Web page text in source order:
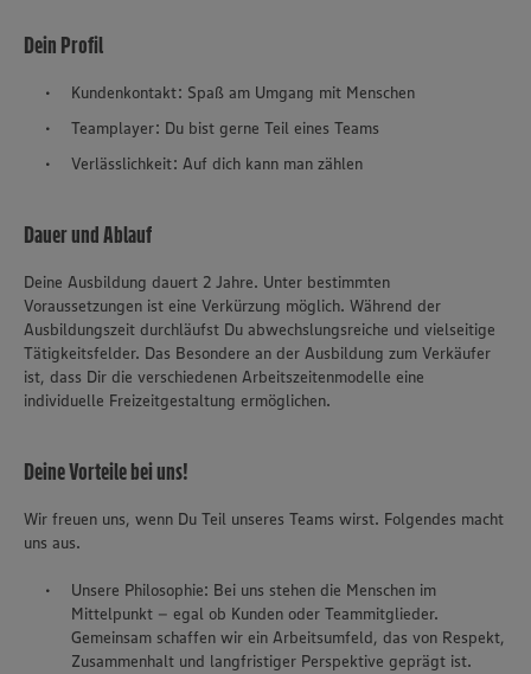
Dein Profil
Kundenkontakt: Spaß am Umgang mit Menschen
Teamplayer: Du bist gerne Teil eines Teams
Verlässlichkeit: Auf dich kann man zählen
Dauer und Ablauf
Deine Ausbildung dauert 2 Jahre. Unter bestimmten
Voraussetzungen ist eine Verkürzung möglich. Während der
Ausbildungszeit durchläufst Du abwechslungsreiche und vielseitige
Tätigkeitsfelder. Das Besondere an der Ausbildung zum Verkäufer
ist, dass Dir die verschiedenen Arbeitszeitenmodelle eine
individuelle Freizeitgestaltung ermöglichen.
Deine Vorteile bei uns!
Wir freuen uns, wenn Du Teil unseres Teams wirst. Folgendes macht
uns aus.
Unsere Philosophie: Bei uns stehen die Menschen im
Mittelpunkt – egal ob Kunden oder Teammitglieder.
Gemeinsam schaffen wir ein Arbeitsumfeld, das von Respekt,
Zusammenhalt und langfristiger Perspektive geprägt ist.